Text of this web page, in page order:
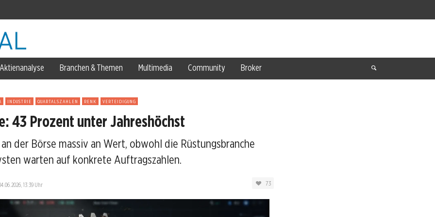
Aktienanalyse Branchen & Themen Multimedia Community Broker
INDUSTRIE QUARTALSZAHLEN RENK VERTEIDIGUNG
43 Prozent unter Jahreshöchst
der Börse massiv an Wert, obwohl die Rüstungsbranche
warten auf konkrete Auftragszahlen.
13:39 Uhr 73